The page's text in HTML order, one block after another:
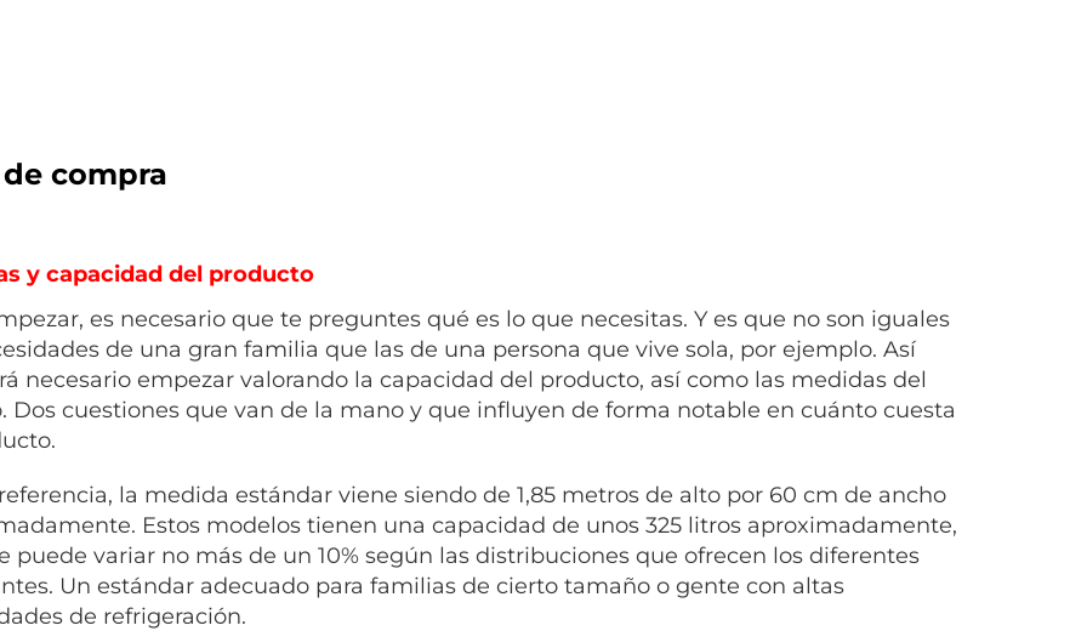
compra
y capacidad del producto
es necesario que te preguntes qué es lo que necesitas. Y es que no son iguales
de una gran familia que las de una persona que vive sola, por ejemplo. Así
necesario empezar valorando la capacidad del producto, así como las medidas del
Dos cuestiones que van de la mano y que influyen de forma notable en cuánto cuesta
la medida estándar viene siendo de 1,85 metros de alto por 60 cm de ancho
Estos modelos tienen una capacidad de unos 325 litros aproximadamente,
puede variar no más de un 10% según las distribuciones que ofrecen los diferentes
Un estándar adecuado para familias de cierto tamaño o gente con altas
de refrigeración.